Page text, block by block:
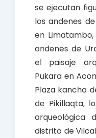
se ejecutan
los andenes
en
andenes de
el paisaje
Pukara en
Plaza kancha
de Pikillaqta,
arqueológica
distrito de